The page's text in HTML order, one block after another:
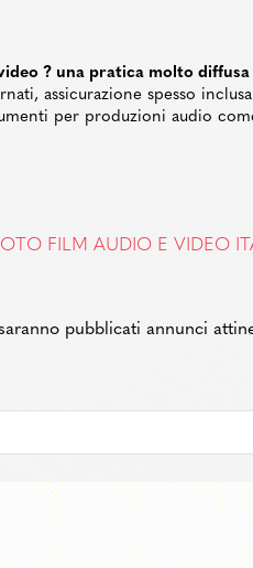
? una pratica molto
assicurazione spesso
per produzioni audio
FILM AUDIO E VIDEO
pubblicati annunci